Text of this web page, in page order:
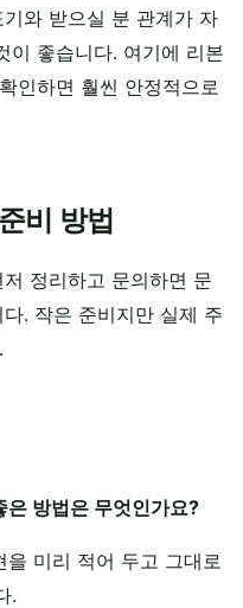
와 받으실 분 관계가 자
이 좋습니다. 여기에 리본
인하면 훨씬 안정적으로
비 방법
정리하고 문의하면 문
. 작은 준비지만 실제 주
은 방법은 무엇인가요?
미리 적어 두고 그대로
.